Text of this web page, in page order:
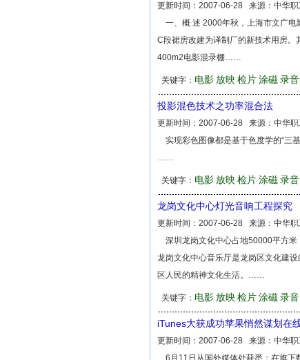
更新时间： 2007-06-28 来源： 中华职
一、概 述 2000年秋，上海市文广电
C段裙房改建为译制厂的新技术用房。
400m2电影混录棚……
关键字： 电影放映检片涂磁录音
投影混色技术之功率混合法
更新时间： 2007-06-28 来源： 中华职
实现彩色图像都是基于色度学的“三
……
关键字： 电影放映检片涂磁录音
龙岗文化中心灯光音响工程探究
更新时间： 2007-06-28 来源： 中华职
深圳龙岗文化中心占地50000平方米
龙岗文化中心音乐厅是龙岗区文化建
区人民的精神文化生活。……
关键字： 电影放映检片涂磁录音
iTunes大获成功苹果悄然谋划在
更新时间： 2007-06-28 来源： 中华职
6月11日从国外媒体处获悉：在旗下